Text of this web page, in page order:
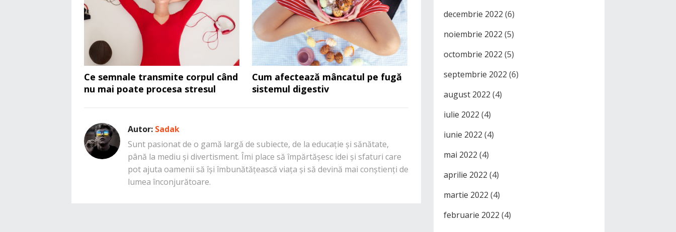
Ce semnale transmite corpul când
nu mai poate procesa stresul
Cum afectează mâncatul pe fugă
sistemul digestiv
Autor: Sadak
Sunt pasionat de o gamă largă de subiecte, de la educație și sănătate,
până la mediu și divertisment. Îmi place să împărtășesc idei și sfaturi care
pot ajuta oamenii să își îmbunătățească viața și să devină mai conștienți de
lumea înconjurătoare.
decembrie 2022 (6)
noiembrie 2022 (5)
octombrie 2022 (5)
septembrie 2022 (6)
august 2022 (4)
iulie 2022 (4)
iunie 2022 (4)
mai 2022 (4)
aprilie 2022 (4)
martie 2022 (4)
februarie 2022 (4)